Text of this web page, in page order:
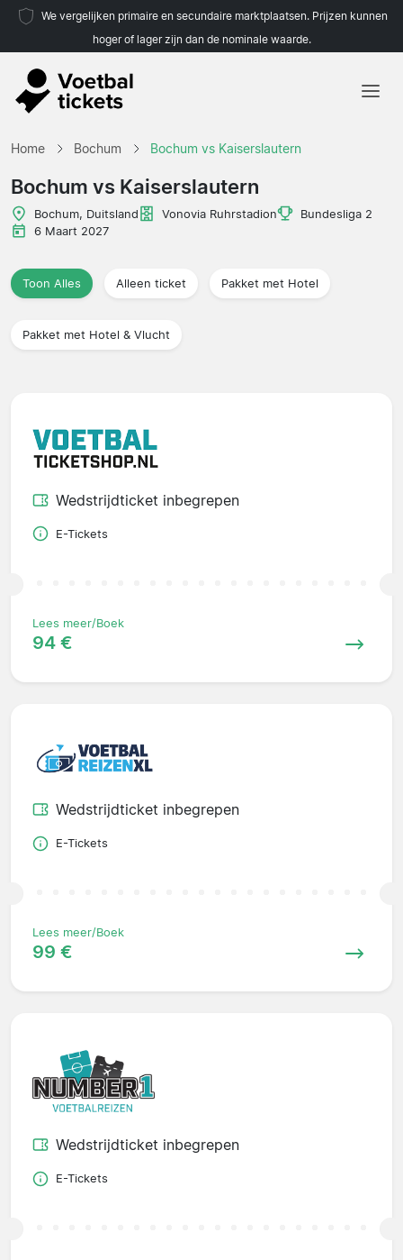
We vergelijken primaire en secundaire marktplaatsen. Prijzen kunnen
hoger of lager zijn dan de nominale waarde.
Home Bochum Bochum vs Kaiserslautern
Bochum vs Kaiserslautern
Bochum, Duitsland Vonovia Ruhrstadion
Bundesliga 2
6 Maart 2027
Toon Alles Alleen ticket Pakket met Hotel
Pakket met Hotel & Vlucht
Wedstrijdticket inbegrepen
E-Tickets
Lees meer/Boek
94 €
Wedstrijdticket inbegrepen
E-Tickets
Lees meer/Boek
99 €
Wedstrijdticket inbegrepen
E-Tickets